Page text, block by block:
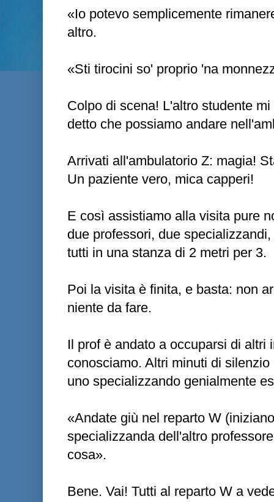
«Io potevo semplicemente
altro.
«Sti tirocini so' proprio 'na
Colpo di scena! L'altro studente
detto che possiamo andare
Arrivati all'ambulatorio Z: magia!
Un paziente vero, mica capperi!
E così assistiamo alla visita pure
due professori, due
tutti in una stanza di 2 metri per 3.
Poi la visita è finita, e basta: non
niente da fare.
Il prof è andato a occuparsi di altri
conosciamo. Altri minuti di
uno specializzando genialmente
«Andate giù nel reparto W
specializzanda dell'altro
cosa».
Bene. Vai! Tutti al reparto W a